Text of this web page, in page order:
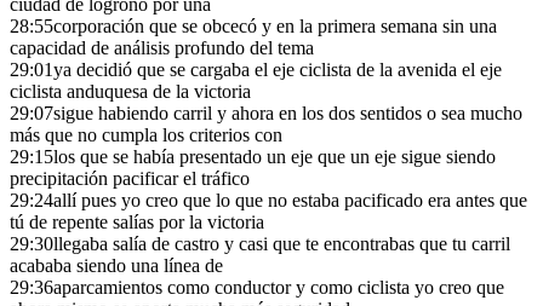
ciudad de logroño por una
28:55corporación que se obcecó y en la primera semana sin una
capacidad de análisis profundo del tema
29:01ya decidió que se cargaba el eje ciclista de la avenida el eje
ciclista anduquesa de la victoria
29:07sigue habiendo carril y ahora en los dos sentidos o sea mucho
más que no cumpla los criterios con
29:15los que se había presentado un eje que un eje sigue siendo
precipitación pacificar el tráfico
29:24allí pues yo creo que lo que no estaba pacificado era antes que
tú de repente salías por la victoria
29:30llegaba salía de castro y casi que te encontrabas que tu carril
acababa siendo una línea de
29:36aparcamientos como conductor y como ciclista yo creo que